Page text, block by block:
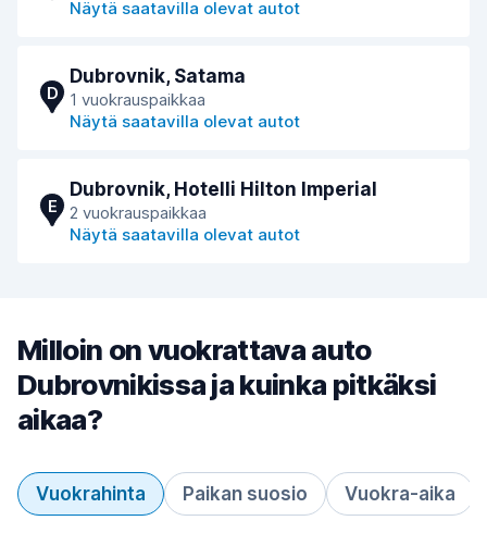
Näytä saatavilla olevat autot
D
Dubrovnik, Satama
1 vuokrauspaikkaa
Näytä saatavilla olevat autot
E
Dubrovnik, Hotelli Hilton Imperial
2 vuokrauspaikkaa
Näytä saatavilla olevat autot
Milloin on vuokrattava auto
Dubrovnikissa ja kuinka pitkäksi
aikaa?
Vuokrahinta Paikan suosio Vuokra-aika